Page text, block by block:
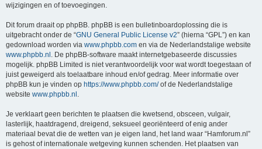
wijzigingen en of toevoegingen.
Dit forum draait op phpBB. phpBB is een bulletinboardoplossing die is
uitgebracht onder de “GNU General Public License v2” (hierna “GPL”) en kan
gedownload worden via www.phpbb.com en via de Nederlandstalige website
www.phpbb.nl . De phpBB-software maakt internetgebaseerde discussies
mogelijk. phpBB Limited is niet verantwoordelijk voor wat wordt toegestaan of
juist geweigerd als toelaatbare inhoud en/of gedrag. Meer informatie over
phpBB kun je vinden op https://www.phpbb.com/of de Nederlandstalige
website www.phpbb.nl .
Je verklaart geen berichten te plaatsen die kwetsend, obsceen, vulgair,
lasterlijk, haatdragend, dreigend, seksueel georiënteerd of enig ander
materiaal bevat die de wetten van je eigen land, het land waar “Hamforum.nl”
is gehost of internationale wetgeving kunnen schenden. Het plaatsen van